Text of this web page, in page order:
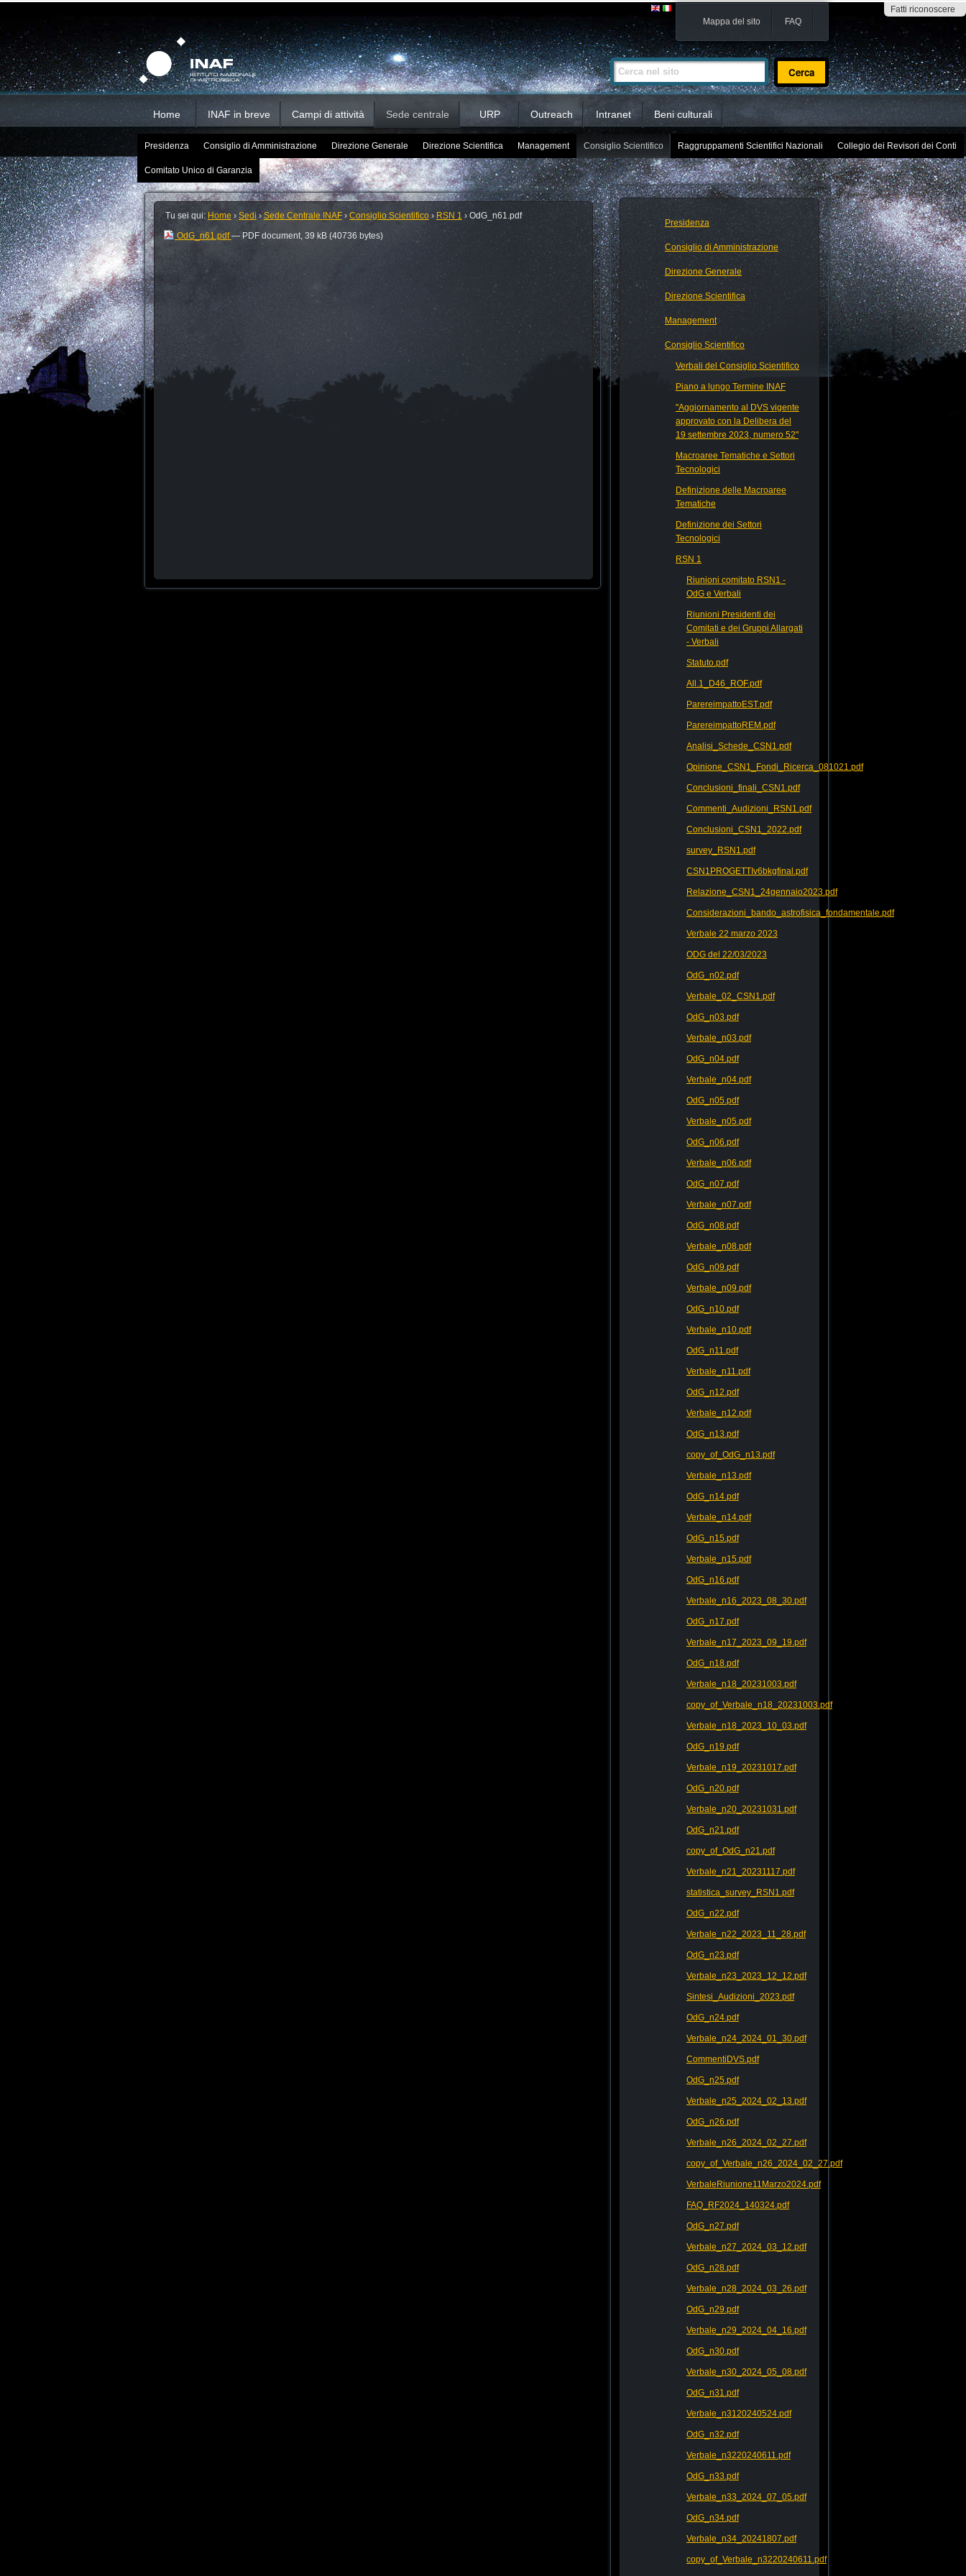
Fatti riconoscere
contenuti.
Salta
alla
navigazione
Mappa del sito FAQ
Cerca nel sito
Ricerca
avanzata…
Home INAF in breve Campi di attività Sede centrale URP Outreach Intranet Beni culturali
Presidenza Consiglio di Amministrazione Direzione Generale Direzione Scientifica Management Consiglio Scientifico Raggruppamenti Scientifici Nazionali Collegio dei Revisori dei Conti
Comitato Unico di Garanzia
Tu sei qui: Home › Sedi › Sede Centrale INAF › Consiglio Scientifico › RSN 1 › OdG_n61.pdf
OdG_n61.pdf— PDF document, 39 kB (40736 bytes)
Presidenza
Consiglio di Amministrazione
Direzione Generale
Direzione Scientifica
Management
Consiglio Scientifico
Verbali del Consiglio Scientifico
Piano a lungo Termine INAF
"Aggiornamento al DVS vigente
approvato con la Delibera del
19 settembre 2023, numero 52"
Macroaree Tematiche e Settori
Tecnologici
Definizione delle Macroaree
Tematiche
Definizione dei Settori
Tecnologici
RSN 1
Riunioni comitato RSN1 -
OdG e Verbali
Riunioni Presidenti dei
Comitati e dei Gruppi Allargati
- Verbali
Statuto.pdf
All.1_D46_ROF.pdf
ParereimpattoEST.pdf
ParereimpattoREM.pdf
Analisi_Schede_CSN1.pdf
Opinione_CSN1_Fondi_Ricerca_081021.pdf
Conclusioni_finali_CSN1.pdf
Commenti_Audizioni_RSN1.pdf
Conclusioni_CSN1_2022.pdf
survey_RSN1.pdf
CSN1PROGETTIv6bkgfinal.pdf
Relazione_CSN1_24gennaio2023.pdf
Considerazioni_bando_astrofisica_fondamentale.pdf
Verbale 22 marzo 2023
ODG del 22/03/2023
OdG_n02.pdf
Verbale_02_CSN1.pdf
OdG_n03.pdf
Verbale_n03.pdf
OdG_n04.pdf
Verbale_n04.pdf
OdG_n05.pdf
Verbale_n05.pdf
OdG_n06.pdf
Verbale_n06.pdf
OdG_n07.pdf
Verbale_n07.pdf
OdG_n08.pdf
Verbale_n08.pdf
OdG_n09.pdf
Verbale_n09.pdf
OdG_n10.pdf
Verbale_n10.pdf
OdG_n11.pdf
Verbale_n11.pdf
OdG_n12.pdf
Verbale_n12.pdf
OdG_n13.pdf
copy_of_OdG_n13.pdf
Verbale_n13.pdf
OdG_n14.pdf
Verbale_n14.pdf
OdG_n15.pdf
Verbale_n15.pdf
OdG_n16.pdf
Verbale_n16_2023_08_30.pdf
OdG_n17.pdf
Verbale_n17_2023_09_19.pdf
OdG_n18.pdf
Verbale_n18_20231003.pdf
copy_of_Verbale_n18_20231003.pdf
Verbale_n18_2023_10_03.pdf
OdG_n19.pdf
Verbale_n19_20231017.pdf
OdG_n20.pdf
Verbale_n20_20231031.pdf
OdG_n21.pdf
copy_of_OdG_n21.pdf
Verbale_n21_20231117.pdf
statistica_survey_RSN1.pdf
OdG_n22.pdf
Verbale_n22_2023_11_28.pdf
OdG_n23.pdf
Verbale_n23_2023_12_12.pdf
Sintesi_Audizioni_2023.pdf
OdG_n24.pdf
Verbale_n24_2024_01_30.pdf
CommentiDVS.pdf
OdG_n25.pdf
Verbale_n25_2024_02_13.pdf
OdG_n26.pdf
Verbale_n26_2024_02_27.pdf
copy_of_Verbale_n26_2024_02_27.pdf
VerbaleRiunione11Marzo2024.pdf
FAQ_RF2024_140324.pdf
OdG_n27.pdf
Verbale_n27_2024_03_12.pdf
OdG_n28.pdf
Verbale_n28_2024_03_26.pdf
OdG_n29.pdf
Verbale_n29_2024_04_16.pdf
OdG_n30.pdf
Verbale_n30_2024_05_08.pdf
OdG_n31.pdf
Verbale_n3120240524.pdf
OdG_n32.pdf
Verbale_n3220240611.pdf
OdG_n33.pdf
Verbale_n33_2024_07_05.pdf
OdG_n34.pdf
Verbale_n34_20241807.pdf
copy_of_Verbale_n3220240611.pdf